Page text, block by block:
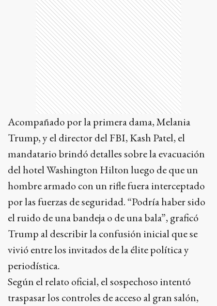
Acompañado por la primera dama, Melania
Trump, y el director del FBI, Kash Patel, el
mandatario brindó detalles sobre la evacuación
del hotel Washington Hilton luego de que un
hombre armado con un rifle fuera interceptado
por las fuerzas de seguridad. “Podría haber sido
el ruido de una bandeja o de una bala”, graficó
Trump al describir la confusión inicial que se
vivió entre los invitados de la élite política y
periodística.
Según el relato oficial, el sospechoso intentó
traspasar los controles de acceso al gran salón,